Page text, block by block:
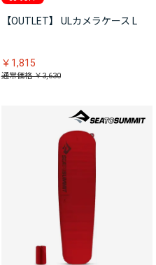
【OUTLET】 ULカメラケース L
￥1,815
通常価格 ￥3,630